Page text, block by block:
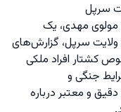
سرپل
مولوی مهدی، یک
ولایت سرپل، گزارش‌های
کشتار افراد ملکی
جنگی و
و معتبر درباره